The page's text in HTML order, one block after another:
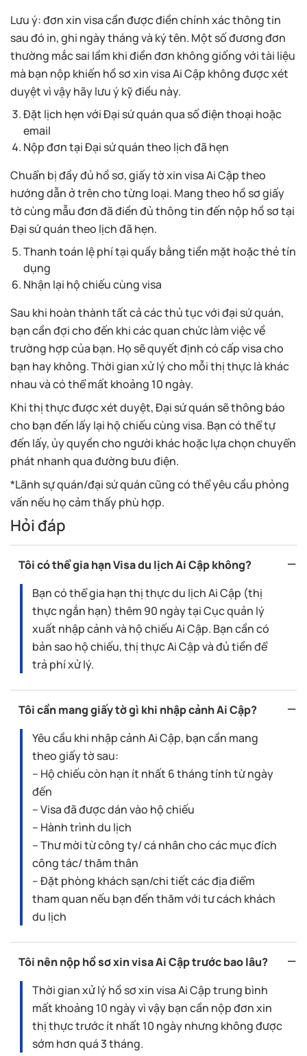
Lưu ý: đơn xin visa cần được điền chính xác thông tin
sau đó in, ghi ngày tháng và ký tên. Một số đương đơn
thường mắc sai lầm khi điền đơn không giống với tài liệu
mà bạn nộp khiến hồ sơ xin visa Ai Cập không được xét
duyệt vì vậy hãy lưu ý kỹ điều này.
Đặt lịch hẹn với Đại sứ quán qua số điện thoại hoặc
email
Nộp đơn tại Đại sứ quán theo lịch đã hẹn
Chuẩn bị đầy đủ hồ sơ, giấy tờ xin visa Ai Cập theo
hướng dẫn ở trên cho từng loại. Mang theo hồ sơ giấy
tờ cùng mẫu đơn đã điền đủ thông tin đến nộp hồ sơ tại
Đại sứ quán theo lịch đã hẹn.
Thanh toán lệ phí tại quầy bằng tiền mặt hoặc thẻ tín
dụng
Nhận lại hộ chiếu cùng visa
Sau khi hoàn thành tất cả các thủ tục với đại sứ quán,
bạn cần đợi cho đến khi các quan chức làm việc về
trường hợp của bạn. Họ sẽ quyết định có cấp visa cho
bạn hay không. Thời gian xử lý cho mỗi thị thực là khác
nhau và có thể mất khoảng 10 ngày.
Khi thị thực được xét duyệt, Đại sứ quán sẽ thông báo
cho bạn đến lấy lại hộ chiếu cùng visa. Bạn có thể tự
đến lấy, ủy quyền cho người khác hoặc lựa chọn chuyển
phát nhanh qua đường bưu điện.
*Lãnh sự quán/đại sứ quán cũng có thể yêu cầu phỏng
vấn nếu họ cảm thấy phù hợp.
Hỏi đáp
Tôi có thể gia hạn Visa du lịch Ai Cập không?
Bạn có thể gia hạn thị thực du lịch Ai Cập (thị
thực ngắn hạn) thêm 90 ngày tại Cục quản lý
xuất nhập cảnh và hộ chiếu Ai Cập. Bạn cần có
bản sao hộ chiếu, thị thực Ai Cập và đủ tiền để
trả phí xử lý.
Tôi cần mang giấy tờ gì khi nhập cảnh Ai Cập?
Yêu cầu khi nhập cảnh Ai Cập, bạn cần mang
theo giấy tờ sau:
– Hộ chiếu còn hạn ít nhất 6 tháng tính từ ngày
đến
– Visa đã được dán vào hộ chiếu
– Hành trình du lịch
– Thư mời từ công ty/ cá nhân cho các mục đích
công tác/ thăm thân
– Đặt phòng khách sạn/chi tiết các địa điểm
tham quan nếu bạn đến thăm với tư cách khách
du lịch
Tôi nên nộp hồ sơ xin visa Ai Cập trước bao lâu?
Thời gian xử lý hồ sơ xin visa Ai Cập trung bình
mất khoảng 10 ngày vì vậy bạn cần nộp đơn xin
thị thực trước ít nhất 10 ngày nhưng không được
sớm hơn quá 3 tháng.